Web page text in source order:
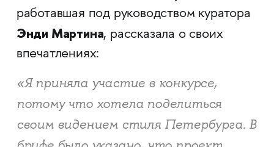
работавшая под руководством куратора
Энди Мартина, рассказала о своих
впечатлениях:
«Я приняла участие в конкурсе,
потому что хотела поделиться
своим видением стиля Петербурга. В